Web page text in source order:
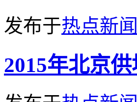
发布于热点新闻
2015年北京